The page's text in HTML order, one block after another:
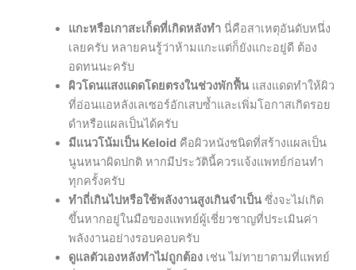
ผิวโดนแสงแดดโดยตรงในช่วงพักฟื้นแสงแดดทำให้ผิว
ที่อ่อนแอหลังเลเซอร์อักเสบซ้ำและเพิ่มโอกาสเกิดรอย
ดำหรือแผลเป็นได้ครับ
มีแนวโน้มเป็น Keloidคือผิวหนังชนิดที่สร้างแผลเป็น
นูนหนาผิดปกติ หากมีประวัตินี้ควรแจ้งแพทย์ก่อนทำ
ทุกครั้งครับ
ทำถี่เกินไปหรือใช้พลังงานสูงเกินจำเป็นซึ่งจะไม่เกิด
ขึ้นหากอยู่ในมือของแพทย์ผู้เชี่ยวชาญที่ประเมินค่า
พลังงานอย่างรอบคอบครับ
ดูแลตัวเองหลังทำไม่ถูกต้องเช่น ไม่ทายาตามที่แพทย์
สั่ง หรือเข้าสระว่ายน้ำเร็วเกินไปครับ
สรุปให้ชัดเจนครับเลเซอร์ลบรอยสักด้วย Picosecond Laser ที่